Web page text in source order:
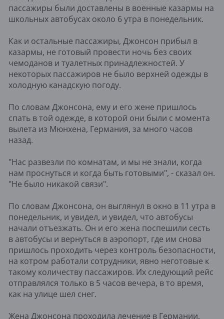
пассажиры были доставлены в военные казармы на
школьных автобусах около 6 утра в понедельник.
Как и остальные пассажиры, Джонсон прибыл в
казармы, не готовый провести ночь без своих
чемоданов и туалетных принадлежностей. У
некоторых пассажиров не было верхней одежды в
холодную канадскую погоду.
По словам Джонсона, ему и его жене пришлось
спать в той одежде, в которой они были с момента
вылета из Мюнхена, Германия, за много часов
назад.
"Нас развезли по комнатам, и мы не знали, когда
нам проснуться и когда быть готовыми", - сказал он.
"Не было никакой связи".
По словам Джонсона, он выглянул в окно в 11 утра в
понедельник, и увидел, и увидел, что автобусы
начали отъезжать. Он и его жена поспешили сесть
в автобусы и вернуться в аэропорт, где им снова
пришлось проходить через контроль безопасности,
на котром работали сотрудники, явно неготовые к
такому количеству пассажиров. Их следующий рейс
отправлялся только в 5 часов вечера, в то время,
как на улице шел снег.
Жена Джонсона проходила лечение в Германии,